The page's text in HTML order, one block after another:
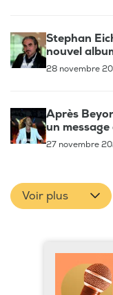
Stephan
nouvel
28 novembre
Après
un
27 novembre
Voir plus